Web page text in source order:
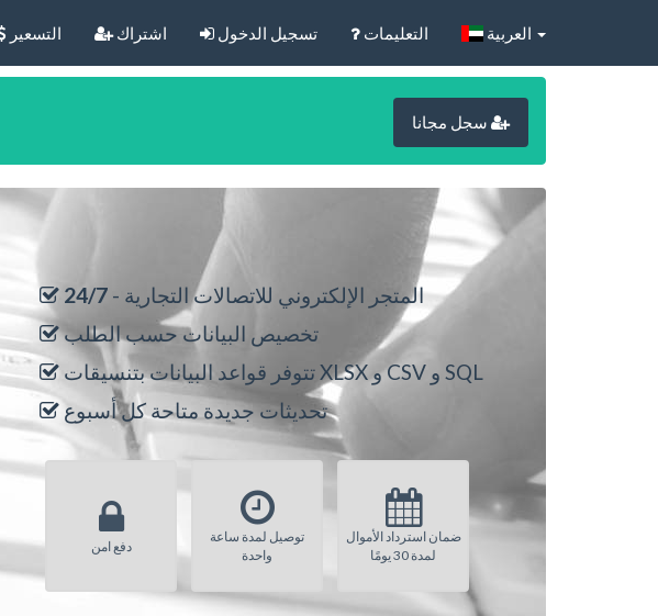
التسعير اشتراك تسجيل الدخول التعليمات
المتجر الإلكتروني للاتصالات التجارية - 24/7
تخصيص البيانات حسب الطلب
تتوفر قواعد البيانات بتنسيقات XLSX و CSV و SQL
تحديثات جديدة متاحة كل أسبوع
دفع امن
توصيل لمدة ساعة
واحدة
ضمان استرداد الأموال
لمدة 30 يومًا